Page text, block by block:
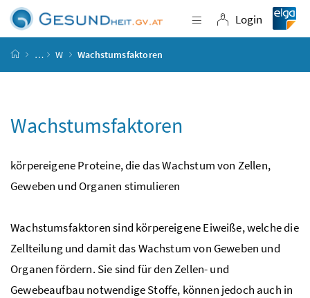
Zum Inhalt
Zum Hauptmenü
Zum Untermenü
Zur Suche
Navigation
Login
Login
Startseite
… W Wachstumsfaktoren
Wachstumsfaktoren
körpereigene Proteine, die das Wachstum von Zellen,
Geweben und Organen stimulieren
Wachstumsfaktoren sind körpereigene Eiweiße, welche die
Zellteilung und damit das Wachstum von Geweben und
Organen fördern. Sie sind für den Zellen- und
Gewebeaufbau notwendige Stoffe, können jedoch auch in